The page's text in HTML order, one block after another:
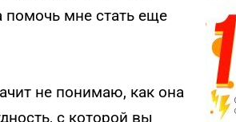
помочь мне стать еще
не понимаю, как она
с которой вы